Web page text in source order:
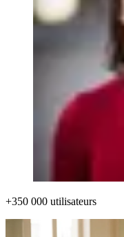
+350 000 utilisateurs